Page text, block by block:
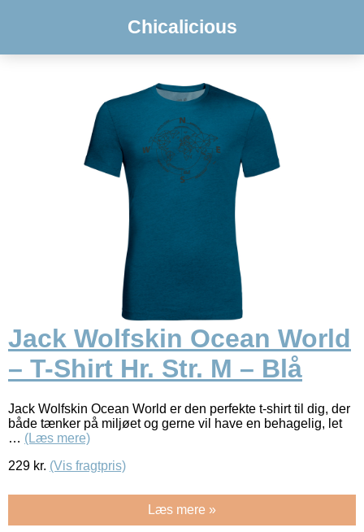
Chicalicious
Jack Wolfskin Ocean World
– T-Shirt Hr. Str. M – Blå
Jack Wolfskin Ocean World er den perfekte t-shirt til dig, der
både tænker på miljøet og gerne vil have en behagelig, let
… (Læs mere)
229 kr. (Vis fragtpris)
Læs mere »